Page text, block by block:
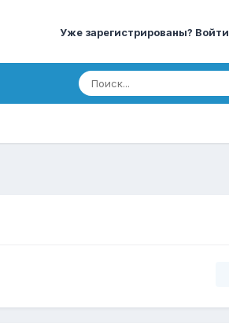
Уже зарегистрированы? Войти